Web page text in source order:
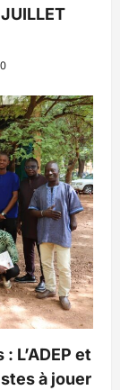
0
L’ADEP et
à jouer